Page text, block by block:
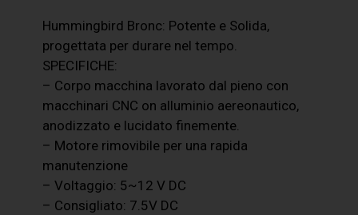
Hummingbird Bronc: Potente e Solida,
progettata per durare nel tempo.
SPECIFICHE:
– Corpo macchina lavorato dal pieno con
macchinari CNC on alluminio aereonautico,
anodizzato e lucidato finemente.
– Motore rimovibile per una rapida
manutenzione
– Voltaggio: 5~12 V DC
– Consigliato: 7.5V DC